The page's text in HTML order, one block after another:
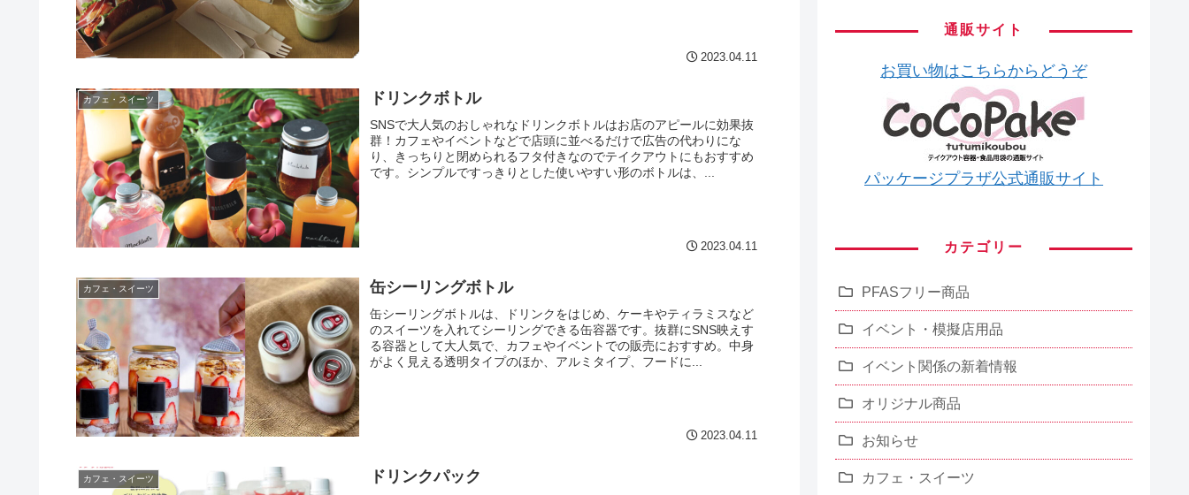
2023.04.11
カフェ・スイーツ ドリンクボトル
SNSで大人気のおしゃれなドリンクボトルはお店のアピールに効果抜
群！カフェやイベントなどで店頭に並べるだけで広告の代わりにな
り、きっちりと閉められるフタ付きなのでテイクアウトにもおすすめ
です。シンプルですっきりとした使いやすい形のボトルは、...
2023.04.11
カフェ・スイーツ 缶シーリングボトル
缶シーリングボトルは、ドリンクをはじめ、ケーキやティラミスなど
のスイーツを入れてシーリングできる缶容器です。抜群にSNS映えす
る容器として大人気で、カフェやイベントでの販売におすすめ。中身
がよく見える透明タイプのほか、アルミタイプ、フードに...
2023.04.11
カフェ・スイーツ ドリンクパック
通販サイト
お買い物はこちらからどうぞ
パッケージプラザ公式通販サイト
カテゴリー
PFASフリー商品
イベント・模擬店用品
イベント関係の新着情報
オリジナル商品
お知らせ
カフェ・スイーツ